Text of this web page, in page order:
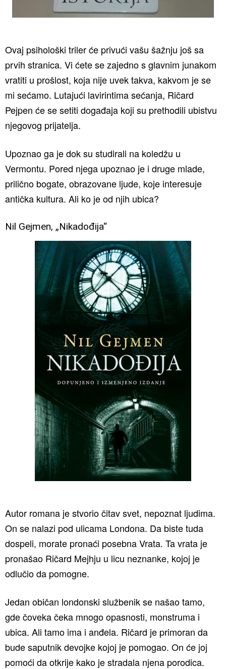
Ovaj psihološki triler će privući vašu šažnju još sa
prvih stranica. Vi ćete se zajedno s glavnim junakom
vratiti u prošlost, koja nije uvek takva, kakvom je se
mi sećamo. Lutajući lavirintima sećanja, Ričard
Pejpen će se setiti događaja koji su prethodili ubistvu
njegovog prijatelja.
Upoznao ga je dok su studirali na koledžu u
Vermontu. Pored njega upoznao je i druge mlade,
prilično bogate, obrazovane ljude, koje interesuje
antička kultura. Ali ko je od njih ubica?
Nil Gejmen, „Nikadođija“
Autor romana je stvorio čitav svet, nepoznat ljudima.
On se nalazi pod ulicama Londona. Da biste tuda
dospeli, morate pronaći posebna Vrata. Ta vrata je
pronašao Ričard Mejhju u licu neznanke, kojoj je
odlučio da pomogne.
Jedan običan londonski službenik se našao tamo,
gde čoveka čeka mnogo opasnosti, monstruma i
ubica. Ali tamo ima i anđela. Ričard je primoran da
bude saputnik devojke kojoj je pomogao. On će joj
pomoći da otkrije kako je stradala njena porodica.